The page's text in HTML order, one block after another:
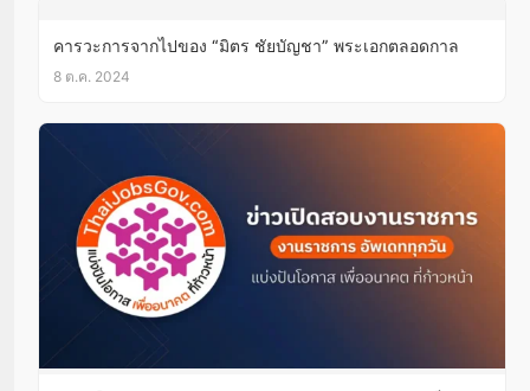
คารวะการจากไปของ “มิตร ชัยบัญชา” พระเอกตลอดกาล
8 ต.ค. 2024